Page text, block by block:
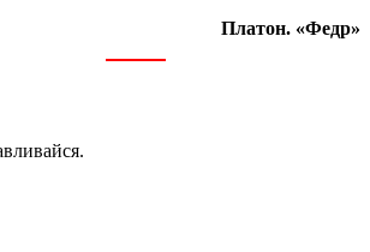
Платон. «Федр»